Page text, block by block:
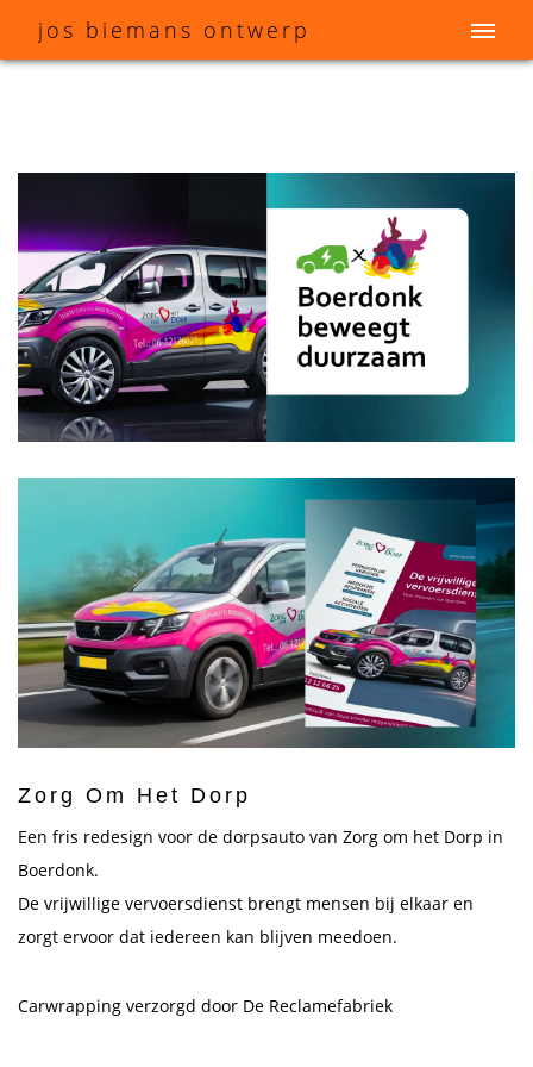
j os b iemans o ntwerp
Zorg Om Het Dorp
Een fris redesign voor de dorpsauto van Zorg om het Dorp in
Boerdonk.
De vrijwillige vervoersdienst brengt mensen bij elkaar en
zorgt ervoor dat iedereen kan blijven meedoen.
Carwrapping verzorgd door De Reclamefabriek